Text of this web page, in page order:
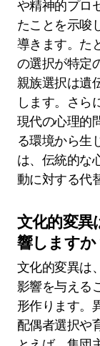
稀な属性を理
化的根源に対
主流心理学
すか？
主流心理学に
化心理学から
や精神的プロ
たことを示唆
の選択が特定
親族選択は遺
します。さら
現代の心理的
る環境から生
は、伝統的な
動に対する代